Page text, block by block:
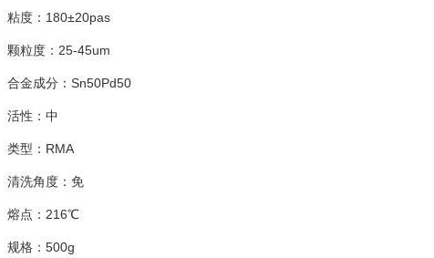
粘度：180±20pas
颗粒度：25-45um
合金成分：Sn50Pd50
活性：中
类型：RMA
清洗角度：免
熔点：216℃
规格：500g